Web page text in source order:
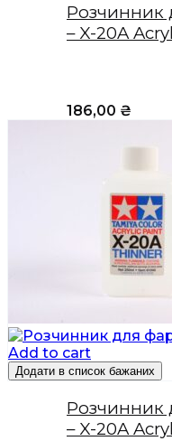
Розчинник
– X-20A
186,00 ₴
Add to cart
Додати в список бажаних
Розчинник
– X-20A